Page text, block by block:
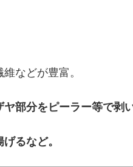
などが豊富。
部分をピーラー等で剥
るなど。